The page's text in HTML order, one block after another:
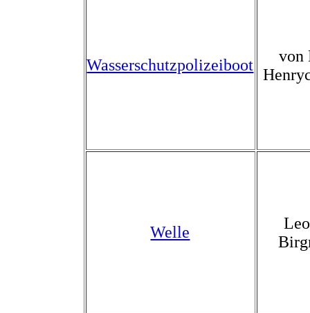
Wasserschutzpolizeiboot
von
Welle